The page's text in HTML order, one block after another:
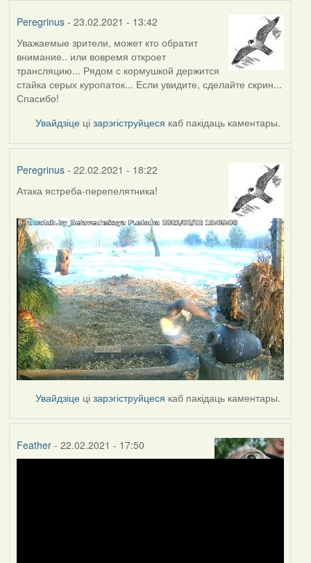
Peregrinus- 23.02.2021 - 13:42
Уважаемые зрители, может кто обратит
внимание.. или вовремя откроет
трансляцию... Рядом с кормушкой держится
стайка серых куропаток... Если увидите, сделайте скрин...
Спасибо!
Увайдзіце цізарэгіструйцеся каб пакідаць каментары.
Peregrinus- 22.02.2021 - 18:22
Атака ястреба-перепелятника!
Увайдзіце цізарэгіструйцеся каб пакідаць каментары.
Feather- 22.02.2021 - 17:50